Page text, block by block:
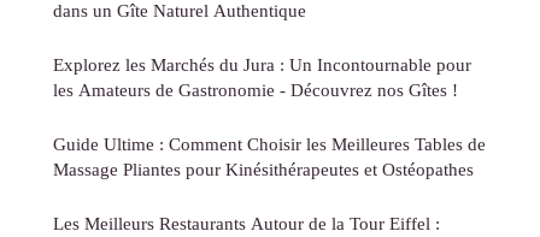
dans un Gîte Naturel Authentique
Explorez les Marchés du Jura : Un Incontournable pour
les Amateurs de Gastronomie - Découvrez nos Gîtes !
Guide Ultime : Comment Choisir les Meilleures Tables de
Massage Pliantes pour Kinésithérapeutes et Ostéopathes
Les Meilleurs Restaurants Autour de la Tour Eiffel :